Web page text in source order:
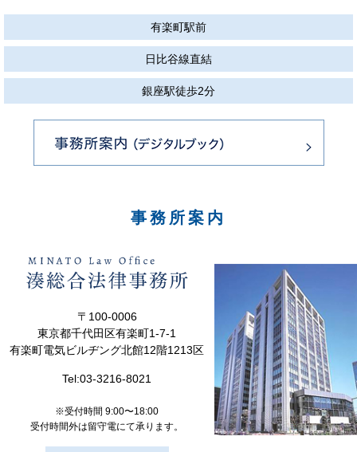
有楽町駅前
日比谷線直結
銀座駅徒歩2分
事務所案内
〒100-0006
東京都千代田区有楽町1-7-1
有楽町電気ビルヂング北館12階1213区
Tel:03-3216-8021
※受付時間 9:00〜18:00
受付時間外は留守電にて承ります。